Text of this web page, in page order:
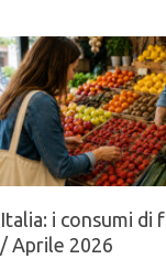
Italia: i consumi di
/ Aprile 2026